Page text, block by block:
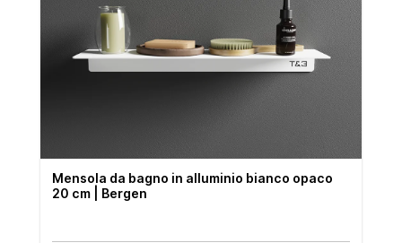
Mensola da bagno in alluminio bianco opaco
20 cm | Bergen